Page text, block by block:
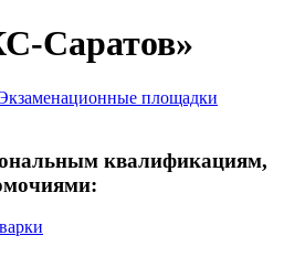
Саратов»
площадки
квалификациям,